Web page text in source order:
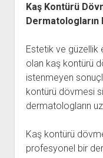
Kaş Kontürü
Dermatologların
Estetik ve güzellik
olan kaş kontürü
istenmeyen
kontürü dövmesi
dermatologların
Kaş kontürü
profesyonel bir